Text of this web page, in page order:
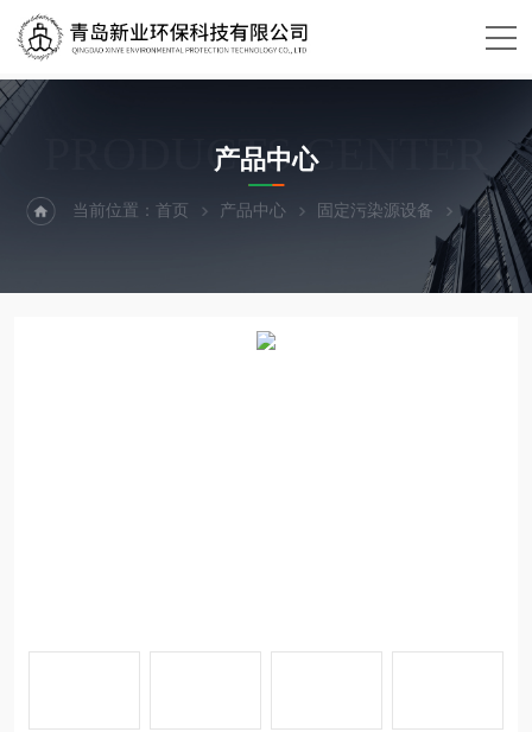
PRODUCTS CENTER
产品中心
当前位置：首页 产品中心 固定污染源设备 恒温恒